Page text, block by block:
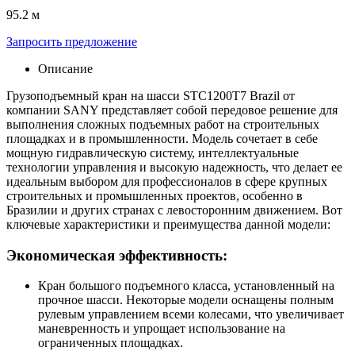
95.2 м
Запросить предложение
Описание
Грузоподъемный кран на шасси STC1200T7 Brazil от
компании SANY представляет собой передовое решение для
выполнения сложных подъемных работ на строительных
площадках и в промышленности. Модель сочетает в себе
мощную гидравлическую систему, интеллектуальные
технологии управления и высокую надежность, что делает ее
идеальным выбором для профессионалов в сфере крупных
строительных и промышленных проектов, особенно в
Бразилии и других странах с левосторонним движением. Вот
ключевые характеристики и преимущества данной модели:
Экономическая эффективность:
Кран большого подъемного класса, установленный на
прочное шасси. Некоторые модели оснащены полным
рулевым управлением всеми колесами, что увеличивает
маневренность и упрощает использование на
ограниченных площадках.